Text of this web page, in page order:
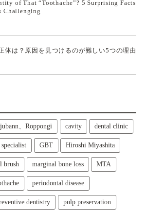
of That “Toothache”? 5 Surprising Facts
Challenging
体は？原因を見つけるのが難しい5つの理由
、Roppongi cavity dental clinic
GBT Hiroshi Miyashita
brush marginal bone loss MTA
periodontal disease
dentistry pulp preservation